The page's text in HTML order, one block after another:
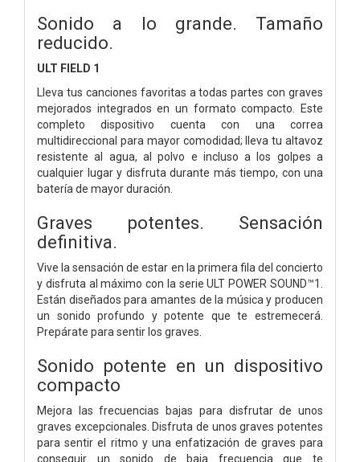
Sonido a lo grande. Tamaño
reducido.
ULT FIELD 1
Lleva tus canciones favoritas a todas partes con graves
mejorados integrados en un formato compacto. Este
completo dispositivo cuenta con una correa
multidireccional para mayor comodidad; lleva tu altavoz
resistente al agua, al polvo e incluso a los golpes a
cualquier lugar y disfruta durante más tiempo, con una
batería de mayor duración.
Graves potentes. Sensación
definitiva.
Vive la sensación de estar en la primera fila del concierto
y disfruta al máximo con la serie ULT POWER SOUND™1.
Están diseñados para amantes de la música y producen
un sonido profundo y potente que te estremecerá.
Prepárate para sentir los graves.
Sonido potente en un dispositivo
compacto
Mejora las frecuencias bajas para disfrutar de unos
graves excepcionales. Disfruta de unos graves potentes
para sentir el ritmo y una enfatización de graves para
conseguir un sonido de baja frecuencia que te